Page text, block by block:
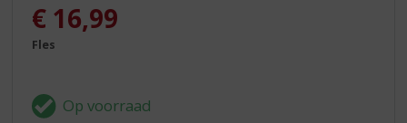
€ 16,99
Fles